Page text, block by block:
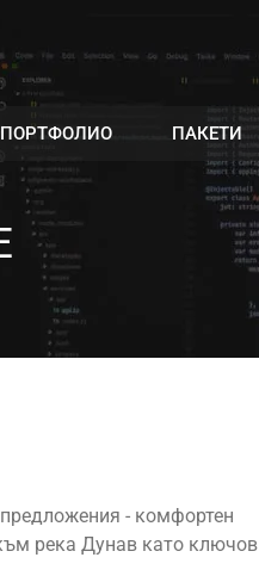
ПОРТФОЛИО ПАКЕТИ
- комфортен
река Дунав като ключов